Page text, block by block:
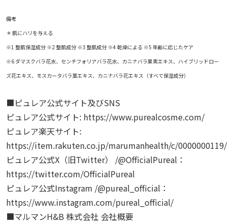
備考
＊ 肌にハリを与える
※1 整肌保湿成分 ※2 整肌成分 ※3 整肌成分 ※4 乾燥による ※5 年齢に応じたケア
※6 ダマスクバラ花水、センチフォリアバラ花水、カニナバラ果実エキス、ハイブリッドロー
ズ花エキス、モスカータバラ葉エキス、カニナバラ花エキス（すべて保湿成分）
■ピュレア公式サイト及びSNS
ピュレア公式サイト: https://www.purealcosme.com/
ピュレア楽天サイト:
https://item.rakuten.co.jp/marumanhealth/c/0000000119/
ピュレア公式X（旧Twitter） /@OfficialPureal：
https://twitter.com/OfficialPureal
ピュレア公式Instagram /@pureal_official：
https://www.instagram.com/pureal_official/
■マルマンH&B 株式会社 会社概要